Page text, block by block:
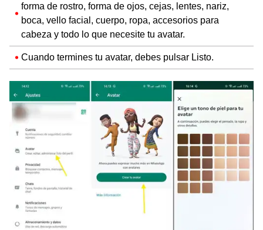
forma de rostro, forma de ojos, cejas, lentes, nariz,
boca, vello facial, cuerpo, ropa, accesorios para
cabeza y todo lo que necesite tu avatar.
Cuando termines tu avatar, debes pulsar Listo.